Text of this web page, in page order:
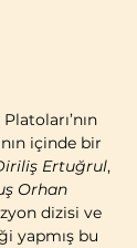
içinde bir
Ertuğrul,
Orhan
dizisi ve
yapmış bu